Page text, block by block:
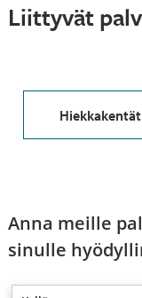
Liittyvät
Anna meille
sinulle